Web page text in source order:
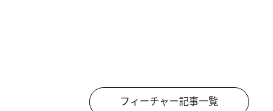
フィーチャー記事一覧